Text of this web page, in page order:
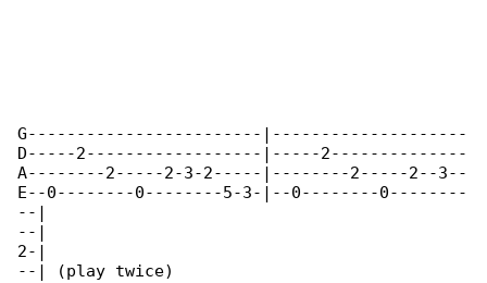
G------------------------|--------------------
D-----2------------------|-----2--------------
A--------2-----2-3-2-----|--------2-----2--3--
E--0--------0--------5-3-|--0--------0--------
--|
--|
2-|
--| (play twice)